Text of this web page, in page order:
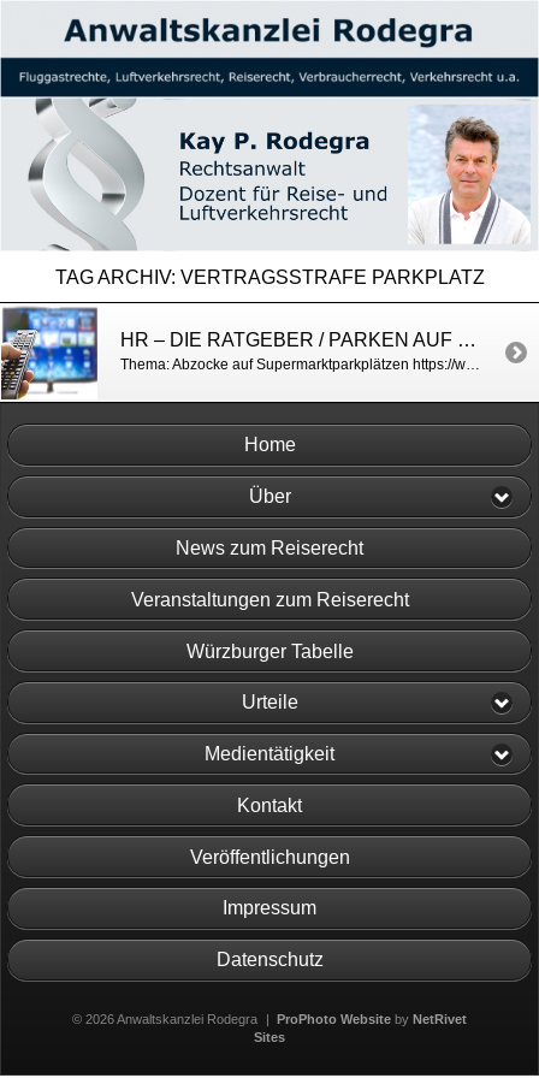
TAG ARCHIV: VERTRAGSSTRAFE PARKPLATZ
HR – DIE RATGEBER / PARKEN AUF SUPERMARKTPARKPLATZ
Thema: Abzocke auf Supermarktparkplätzen https://www.hr-fernsehen.de/sendungen-a-z/die-ratgeber/sendungen/die-ratgeber–knoellchen-auf-dem-supermarktparkplatz,sendung-58554.html
Home
Über
News zum Reiserecht
Veranstaltungen zum Reiserecht
Würzburger Tabelle
Urteile
Medientätigkeit
Kontakt
Veröffentlichungen
Impressum
Datenschutz
© 2026 Anwaltskanzlei Rodegra | ProPhoto Website byNetRivet
Sites